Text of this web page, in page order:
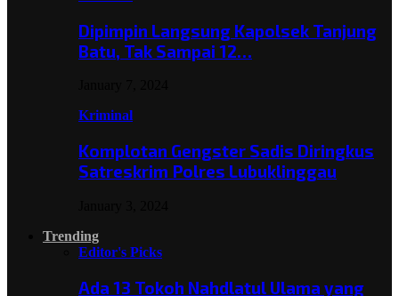
Dipimpin Langsung Kapolsek Tanjung
Batu, Tak Sampai 12…
Kriminal
Komplotan Gengster Sadis Diringkus
Satreskrim Polres Lubuklinggau
Trending
Editor's Picks
Ada 13 Tokoh Nahdlatul Ulama yang